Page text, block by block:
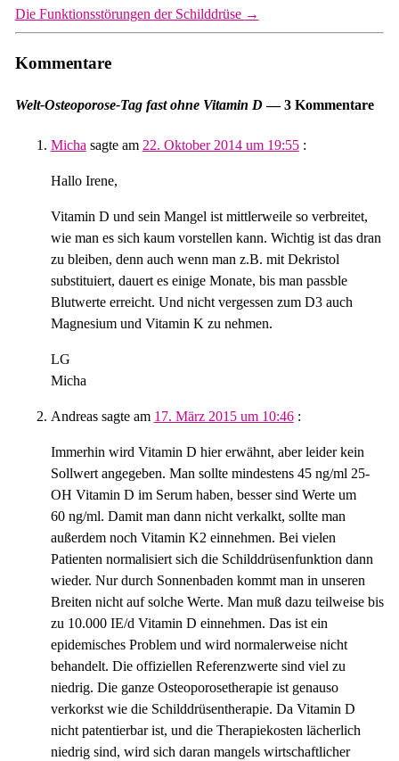
Die Funktionsstörungen der Schilddrüse →
Kommentare
Welt-Osteoporose-Tag fast ohne Vitamin D— 3 Kommentare
Micha sagte am 22. Oktober 2014 um 19:55 :
Hallo Irene,
Vitamin D und sein Mangel ist mittlerweile so verbreitet,
wie man es sich kaum vorstellen kann. Wichtig ist das dran
zu bleiben, denn auch wenn man z.B. mit Dekristol
substituiert, dauert es einige Monate, bis man passble
Blutwerte erreicht. Und nicht vergessen zum D3 auch
Magnesium und Vitamin K zu nehmen.
LG
Micha
Andreassagte am 17. März 2015 um 10:46 :
Immerhin wird Vitamin D hier erwähnt, aber leider kein
Sollwert angegeben. Man sollte mindestens 45 ng/ml 25-
OH Vitamin D im Serum haben, besser sind Werte um
60 ng/ml. Damit man dann nicht verkalkt, sollte man
außerdem noch Vitamin K2 einnehmen. Bei vielen
Patienten normalisiert sich die Schilddrüsenfunktion dann
wieder. Nur durch Sonnenbaden kommt man in unseren
Breiten nicht auf solche Werte. Man muß dazu teilweise bis
zu 10.000 IE/d Vitamin D einnehmen. Das ist ein
epidemisches Problem und wird normalerweise nicht
behandelt. Die offiziellen Referenzwerte sind viel zu
niedrig. Die ganze Osteoporosetherapie ist genauso
verkorkst wie die Schilddrüsentherapie. Da Vitamin D
nicht patentierbar ist, und die Therapiekosten lächerlich
niedrig sind, wird sich daran mangels wirtschaftlicher